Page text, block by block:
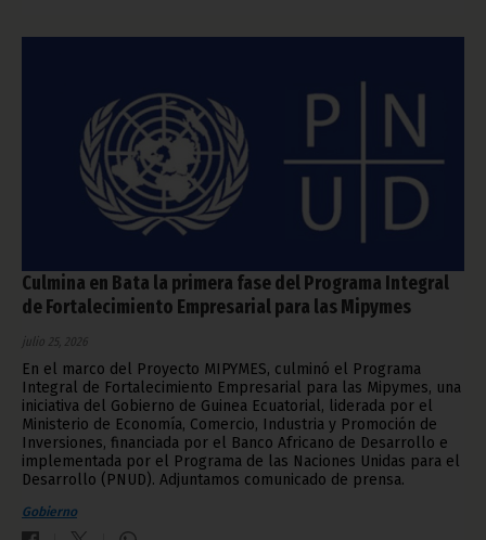
Culmina en Bata la primera fase del Programa Integral
de Fortalecimiento Empresarial para las Mipymes
julio 25, 2026
En el marco del Proyecto MIPYMES, culminó el Programa
Integral de Fortalecimiento Empresarial para las Mipymes, una
iniciativa del Gobierno de Guinea Ecuatorial, liderada por el
Ministerio de Economía, Comercio, Industria y Promoción de
Inversiones, financiada por el Banco Africano de Desarrollo e
implementada por el Programa de las Naciones Unidas para el
Desarrollo (PNUD). Adjuntamos comunicado de prensa.
Gobierno